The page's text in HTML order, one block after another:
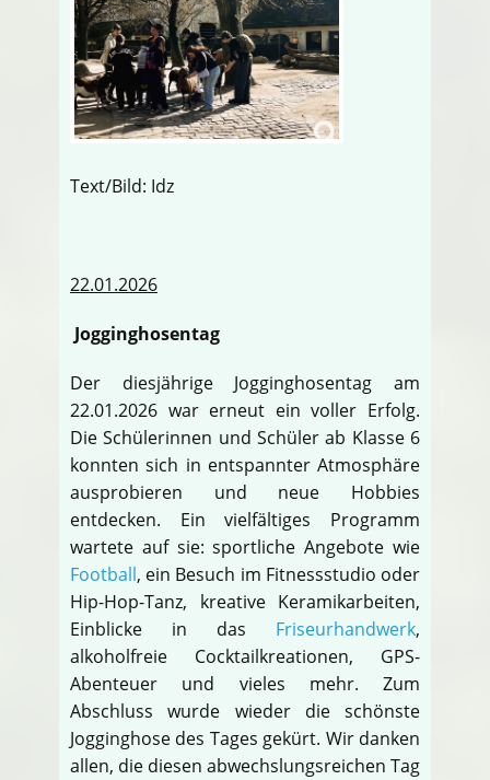
Text/Bild: Idz
22.01.2026
Jogginghosentag
Der diesjährige Jogginghosentag am
22.01.2026 war erneut ein voller Erfolg.
Die Schülerinnen und Schüler ab Klasse 6
konnten sich in entspannter Atmosphäre
ausprobieren und neue Hobbies
entdecken. Ein vielfältiges Programm
wartete auf sie: sportliche Angebote wie
Football, ein Besuch im Fitnessstudio oder
Hip-Hop-Tanz, kreative Keramikarbeiten,
Einblicke in das Friseurhandwerk,
alkoholfreie Cocktailkreationen, GPS-
Abenteuer und vieles mehr. Zum
Abschluss wurde wieder die schönste
Jogginghose des Tages gekürt. Wir danken
allen, die diesen abwechslungsreichen Tag